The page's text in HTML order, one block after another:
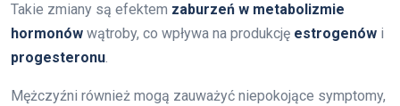
Takie zmiany są efektem zaburzeń w metabolizmie
hormonów wątroby, co wpływa na produkcję estrogenów i
progesteronu.
Mężczyźni również mogą zauważyć niepokojące symptomy,